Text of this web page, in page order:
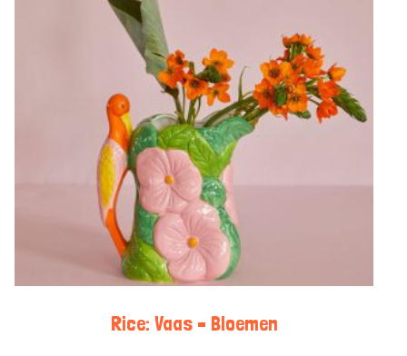
Rice: Vaas – Bloemen